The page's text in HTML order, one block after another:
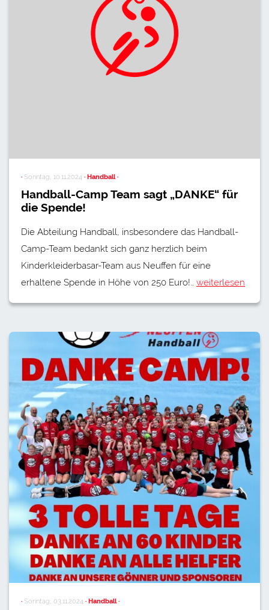
· Sonntag, 10.11.2024 · Handball ·
Handball-Camp Team sagt „DANKE“ für
die Spende!
Die Abteilung Handball, insbesondere das Handball-
Camp-Team bedankt sich ganz herzlich beim
Kinderkleiderbasar-Team aus Neuffen für eine
erhaltene Spende in Höhe von 250 Euro!… weiterlesen
· Sonntag, 03.11.2024 · Handball ·